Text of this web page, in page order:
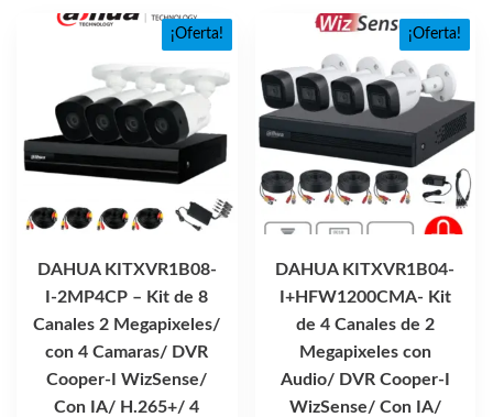
¡Oferta!
DAHUA KITXVR1B08-
I-2MP4CP – Kit de 8
Canales 2 Megapixeles/
con 4 Camaras/ DVR
Cooper-I WizSense/
Con IA/ H.265+/ 4
¡Oferta!
DAHUA KITXVR1B04-
I+HFW1200CMA- Kit
de 4 Canales de 2
Megapixeles con
Audio/ DVR Cooper-I
WizSense/ Con IA/